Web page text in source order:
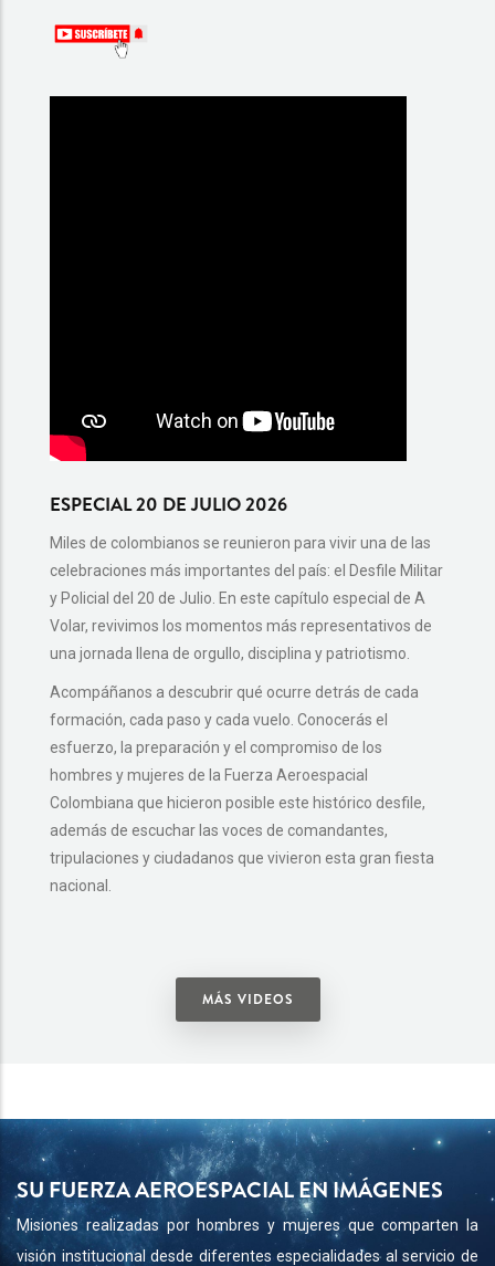
ESPECIAL 20 DE JULIO 2026
Miles de colombianos se reunieron para vivir una de las
celebraciones más importantes del país: el Desfile Militar
y Policial del 20 de Julio. En este capítulo especial de A
Volar, revivimos los momentos más representativos de
una jornada llena de orgullo, disciplina y patriotismo.
Acompáñanos a descubrir qué ocurre detrás de cada
formación, cada paso y cada vuelo. Conocerás el
esfuerzo, la preparación y el compromiso de los
hombres y mujeres de la Fuerza Aeroespacial
Colombiana que hicieron posible este histórico desfile,
además de escuchar las voces de comandantes,
tripulaciones y ciudadanos que vivieron esta gran fiesta
nacional.
MÁS VIDEOS
SU FUERZA AEROESPACIAL EN IMÁGENES
Misiones realizadas por hombres y mujeres que comparten la
visión institucional desde diferentes especialidades al servicio de